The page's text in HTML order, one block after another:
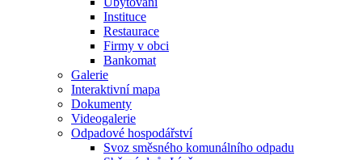
Instituce
Restaurace
Firmy v obci
Bankomat
Galerie
Interaktivní mapa
Dokumenty
Videogalerie
Odpadové hospodářství
Svoz směsného komunálního odpadu